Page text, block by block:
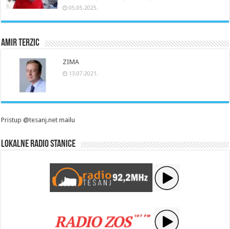
05.05.2025.
Amir Terzic
ZIMA
13.07.2021.
Pristup @tesanj.net mailu
Lokalne radio stanice